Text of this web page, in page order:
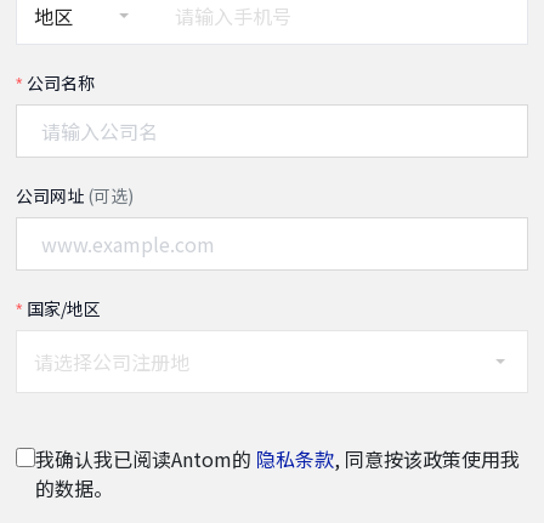
地区
公司名称
公司网址 (可选)
国家/地区
请选择公司注册地
我确认我已阅读Antom的 隐私条款, 同意按该政策使用我
的数据。